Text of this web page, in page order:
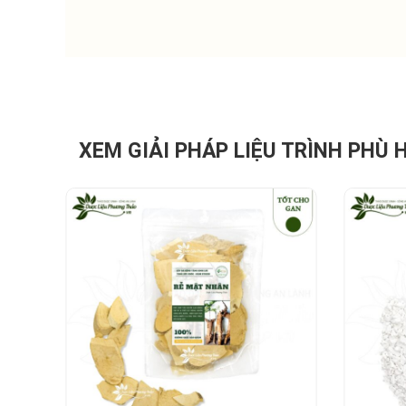
XEM GIẢI PHÁP LIỆU TRÌNH PHÙ